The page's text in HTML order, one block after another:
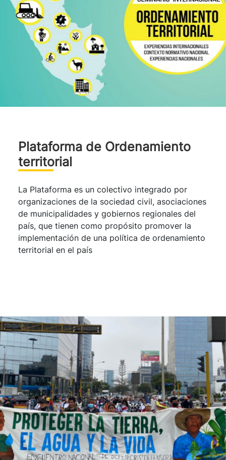
Plataforma de Ordenamiento
territorial
La Plataforma es un colectivo integrado por
organizaciones de la sociedad civil, asociaciones
de municipalidades y gobiernos regionales del
país, que tienen como propósito promover la
implementación de una política de ordenamiento
territorial en el país